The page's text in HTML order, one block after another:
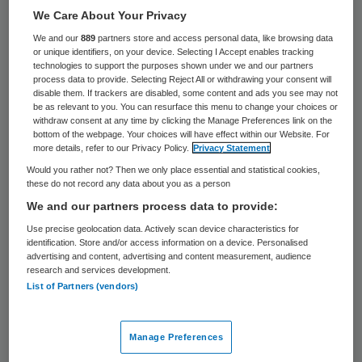
Ambulances in Amsterdam moeten steeds
vaker uitrukken voor intoxicaties en
ongevallen, gerelateerd aan alcoholgebruik
in de stad. Dat blijkt uit de Alcoholmonitor
2008.
Stijging van ruim vijftig procent
Het aantal ambulanceritten voor ongevallen
met alcohol bij jongeren onder de 25 is
gestegen tot 366. Dit is negentien procent
alcoholgerelateerde ritten. Jaarlijks waren
We Care About Your Privacy
We and our889 partners store and access personal data, like browsing data
or unique identifiers, on your device. Selecting I Accept enables tracking
technologies to support the purposes shown under we and our partners
process data to provide. Selecting Reject All or withdrawing your consent will
disable them. If trackers are disabled, some content and ads you see may not
be as relevant to you. You can resurface this menu to change your choices or
withdraw consent at any time by clicking the Manage Preferences link on the
bottom of the webpage. Your choices will have effect within our Website. For
more details, refer to our Privacy Policy.
Privacy Statement
Would you rather not? Then we only place essential and statistical cookies,
these do not record any data about you as a person
We and our partners process data to provide:
Use precise geolocation data. Actively scan device characteristics for
identification. Store and/or access information on a device. Personalised
advertising and content, advertising and content measurement, audience
research and services development.
List of Partners (vendors)
Manage Preferences